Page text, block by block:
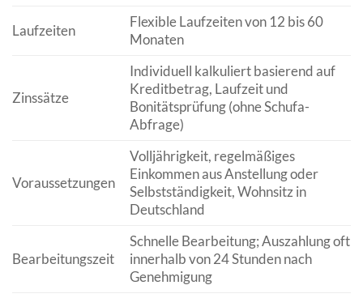
Laufzeiten
Flexible Laufzeiten von 12 bis 60
Monaten
Zinssätze
Individuell kalkuliert basierend auf
Kreditbetrag, Laufzeit und
Bonitätsprüfung (ohne Schufa-
Abfrage)
Voraussetzungen
Volljährigkeit, regelmäßiges
Einkommen aus Anstellung oder
Selbstständigkeit, Wohnsitz in
Deutschland
Bearbeitungszeit
Schnelle Bearbeitung; Auszahlung oft
innerhalb von 24 Stunden nach
Genehmigung